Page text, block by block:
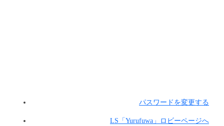
パスワードを変更する
LS「Yurufuwa」ロビーページへ